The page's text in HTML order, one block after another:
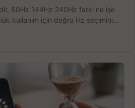
60Hz 144Hz 240Hz farkı ne işe
kullanım için doğru Hz seçimini